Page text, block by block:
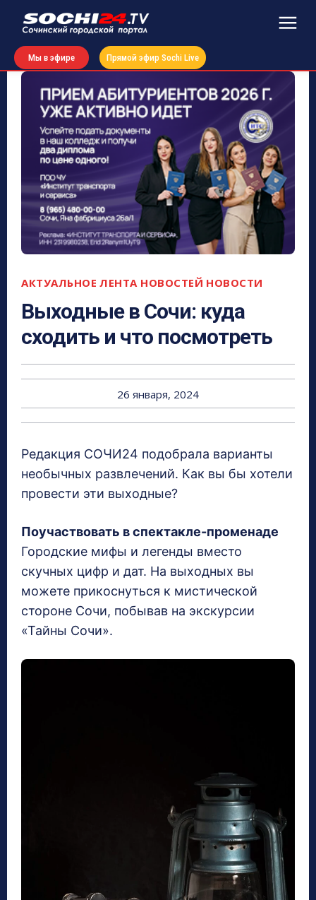
Мы в эфире Прямой эфир Sochi Live
АКТУАЛЬНОЕ ЛЕНТА НОВОСТЕЙ НОВОСТИ
Выходные в Сочи: куда
сходить и что посмотреть
26 января, 2024
Редакция СОЧИ24 подобрала варианты
необычных развлечений. Как вы бы хотели
провести эти выходные?
Поучаствовать в спектакле-променаде
Городские мифы и легенды вместо
скучных цифр и дат. На выходных вы
можете прикоснуться к мистической
стороне Сочи, побывав на экскурсии
«Тайны Сочи».